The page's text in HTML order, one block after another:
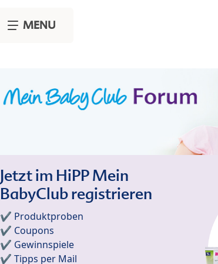
MENU
Jetzt im HiPP Mein
BabyClub registrieren
✔️ Produktproben
✔️ Coupons
✔️ Gewinnspiele
✔️ Tipps per Mail